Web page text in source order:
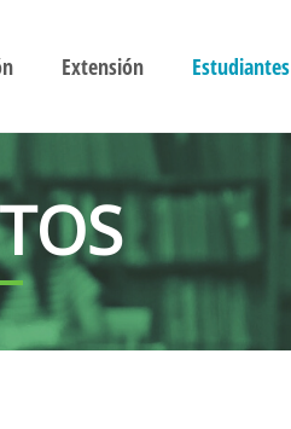
Extensión Estudiantes